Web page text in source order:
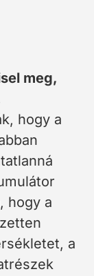
meg,
hogy a
hogy a
a